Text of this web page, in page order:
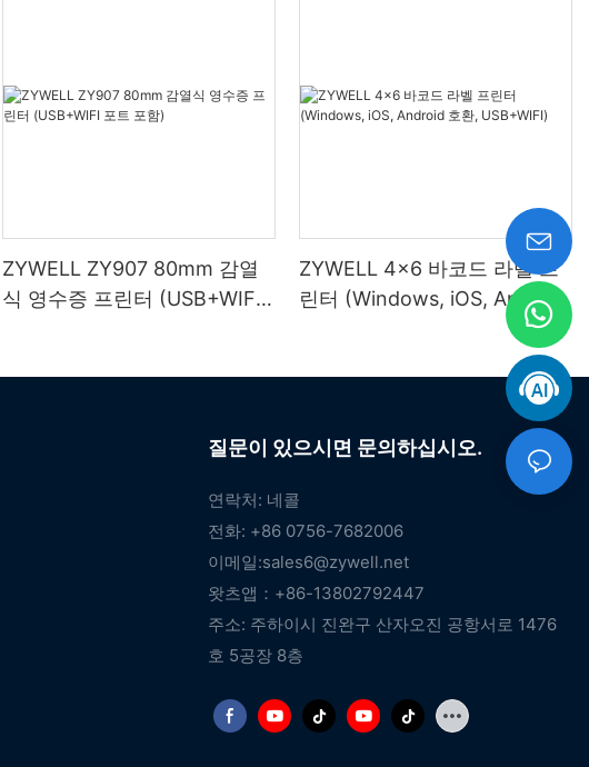
ZYWELL ZY907 80mm 감열
식 영수증 프린터 (USB+WIFI
ZYWELL 4x6 바코드 라벨 프
린터 (Windows, iOS, Android
질문이 있으시면 문의하십시오.
연락처: 네콜
전화: +86 0756-7682006
이메일:sales6@zywell.net
왓츠앱：+86-13802792447
주소: 주하이시 진완구 산자오진 공항서로 1476
호 5공장 8층